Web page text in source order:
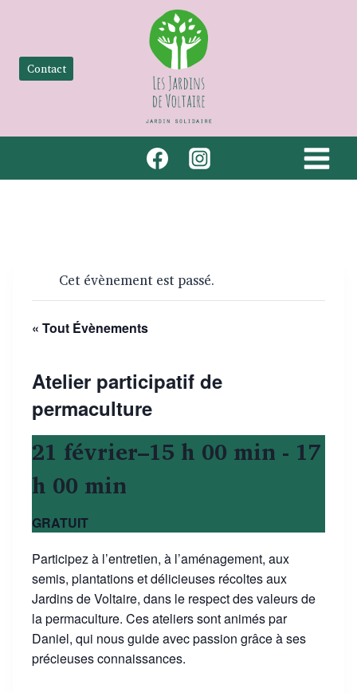
contenu
Contact
Cet évènement est passé.
« Tout Évènements
Atelier participatif de
permaculture
21 février–15 h 00 min - 17
h 00 min
GRATUIT
Participez à l’entretien, à l’aménagement, aux
semis, plantations et délicieuses récoltes aux
Jardins de Voltaire, dans le respect des valeurs de
la permaculture. Ces ateliers sont animés par
Daniel, qui nous guide avec passion grâce à ses
précieuses connaissances.